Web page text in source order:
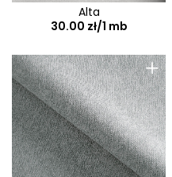
Alta
30.00 zł/1 mb
+